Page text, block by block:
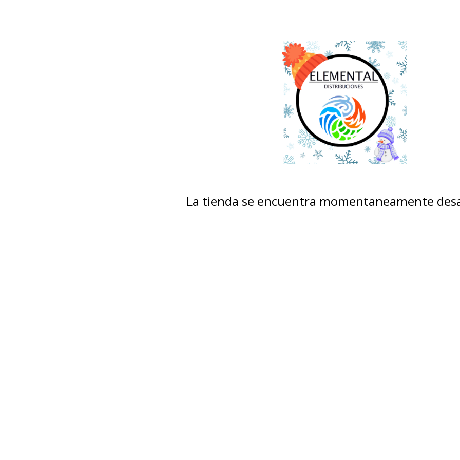
La tienda se encuentra momentaneamente